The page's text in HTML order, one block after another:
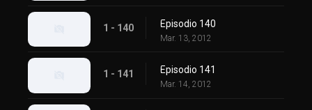
1 - 140 Episodio 140
Mar. 13, 2012
1 - 141 Episodio 141
Mar. 14, 2012